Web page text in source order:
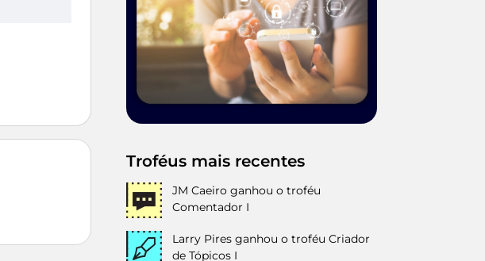
Troféus mais recentes
JM Caeiro ganhou o troféu
Comentador I
Larry Pires ganhou o troféu Criador
de Tópicos I